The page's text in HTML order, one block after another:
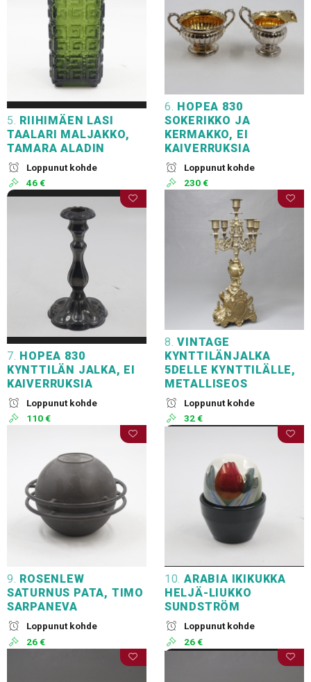
5. RIIHIMÄEN LASI
TAALARI MALJAKKO,
TAMARA ALADIN
Loppunut kohde
46 €
6. HOPEA 830
SOKERIKKO JA
KERMAKKO, EI
KAIVERRUKSIA
Loppunut kohde
230 €
7. HOPEA 830
KYNTTILÄN JALKA, EI
KAIVERRUKSIA
Loppunut kohde
110 €
8. VINTAGE
KYNTTILÄNJALKA
5DELLE KYNTTILÄLLE,
METALLISEOS
Loppunut kohde
32 €
9. ROSENLEW
SATURNUS PATA, TIMO
SARPANEVA
Loppunut kohde
26 €
10. ARABIA IKIKUKKA
HELJÄ-LIUKKO
SUNDSTRÖM
Loppunut kohde
26 €